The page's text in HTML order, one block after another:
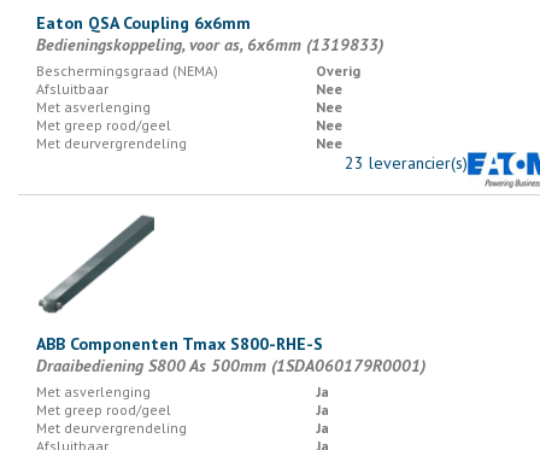
Eaton QSA Coupling 6x6mm
Bedieningskoppeling, voor as, 6x6mm (1319833)
Beschermingsgraad (NEMA)
Overig
Afsluitbaar
Nee
Met asverlenging
Nee
Met greep rood/geel
Nee
Met deurvergrendeling
Nee
23 leverancier(s)
ABB Componenten Tmax S800-RHE-S
Draaibediening S800 As 500mm (1SDA060179R0001)
Met asverlenging
Ja
Met greep rood/geel
Ja
Met deurvergrendeling
Ja
Afsluitbaar
Ja